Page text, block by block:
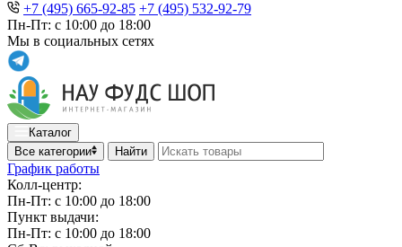
+7 (495) 665-92-85 +7 (495) 532-92-79
Пн-Пт: с 10:00 до 18:00
Мы в социальных сетях
Каталог
Все категории
Найти
График работы
Колл-центр:
Пн-Пт: с 10:00 до 18:00
Пункт выдачи:
Пн-Пт: с 10:00 до 18:00